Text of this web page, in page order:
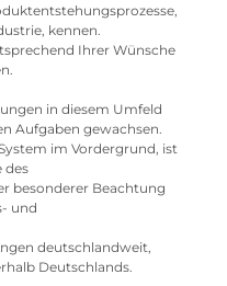
kennen.
Ihrer Wünsche
in diesem Umfeld
Aufgaben gewachsen.
im Vordergrund, ist
des
besonderer Beachtung
und
deutschlandweit,
Deutschlands.